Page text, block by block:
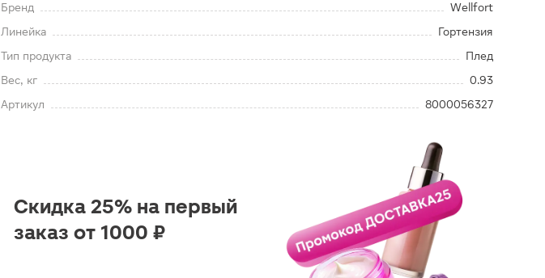
Бренд
Wellfort
Линейка
Гортензия
Тип продукта
Плед
Вес, кг
0.93
Артикул
8000056327
Скидка 25% на первый
заказ от 1000 ₽